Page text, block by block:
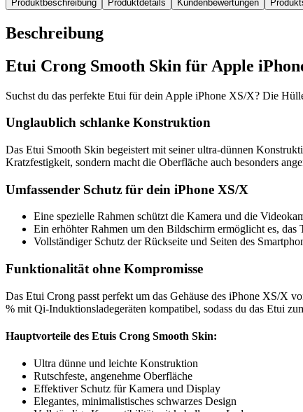
Produktbeschreibung Produktdetails Kundenbewertungen
Beschreibung
Etui Crong Smooth Skin für Apple
Suchst du das perfekte Etui für dein Apple iPhone XS/X? Die
Unglaublich schlanke Konstruktion
Das Etui Smooth Skin begeistert mit seiner ultra-dünnen
Kratzfestigkeit, sondern macht die Oberfläche auch besonders
Umfassender Schutz für dein iPhone XS/X
Eine spezielle Rahmen schützt die Kamera und die
Ein erhöhter Rahmen um den Bildschirm ermöglicht es,
Vollständiger Schutz der Rückseite und Seiten des
Funktionalität ohne Kompromisse
Das Etui Crong passt perfekt um das Gehäuse des iPhone XS/X
% mit Qi-Induktionsladegeräten kompatibel, sodass du das Etui
Hauptvorteile des Etuis Crong Smooth Skin:
Ultra dünne und leichte Konstruktion
Rutschfeste, angenehme Oberfläche
Effektiver Schutz für Kamera und Display
Elegantes, minimalistisches schwarzes Design